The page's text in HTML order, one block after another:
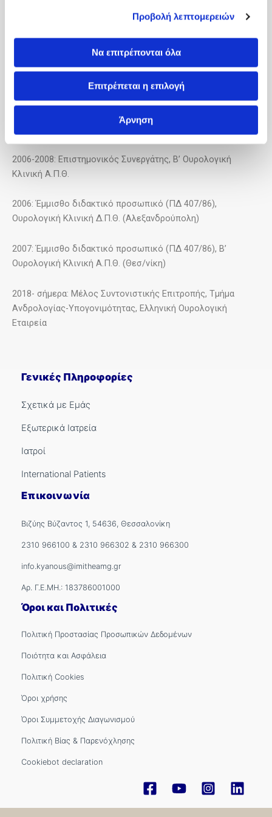
Προβολή λεπτομερειών
Να επιτρέπονται όλα
Επιτρέπεται η επιλογή
Άρνηση
2004 – σήμερα: Διδάκτωρ Ουρολογίας, Τμήμα ΙατρικήςΔ.Π.Θ.
2006 – σήμερα: Fellow of the European Board of Urology
ΕπαγγελματικήΣταδιοδρομία
2006-σήμερα: Ιδιώτης (Θεσσαλονίκη)
Επιστημονική Δραστηριότητα
2006-2008: Επιστημονικός Συνεργάτης, Β’ Ουρολογική
Κλινική Α.Π.Θ.
2006: Έμμισθο διδακτικό προσωπικό (ΠΔ 407/86),
Ουρολογική Κλινική Δ.Π.Θ. (Αλεξανδρούπολη)
2007: Έμμισθο διδακτικό προσωπικό (ΠΔ 407/86), Β’
Ουρολογική Κλινική Α.Π.Θ. (Θεσ/νίκη)
2018- σήμερα: Μέλος Συντονιστικής Επιτροπής, Τμήμα
Ανδρολογίας-Υπογονιμότητας, Ελληνική Ουρολογική
Εταιρεία
Γενικές Πληροφορίες
Σχετικά με Εμάς
Εξωτερικά Ιατρεία
Ιατροί
International Patients
Επικοινωνία
Βιζύης Βύζαντος 1, 54636, Θεσσαλονίκη
2310 966100 & 2310 966302 & 2310 966300
info.kyanous@imitheamg.gr
Αρ. Γ.Ε.ΜΗ.: 183786001000
Όροι και Πολιτικές
Πολιτική Προστασίας Προσωπικών Δεδομένων
Ποιότητα και Ασφάλεια
Πολιτική Cookies
Όροι χρήσης
Όροι Συμμετοχής Διαγωνισμού
Πολιτική Βίας & Παρενόχλησης
Cookiebot declaration